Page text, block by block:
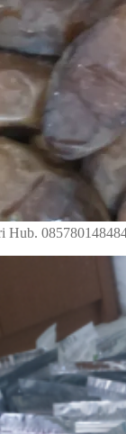
Hub.